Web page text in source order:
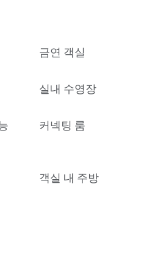
금연 객실
실내 수영장
커넥팅 룸
객실 내 주방